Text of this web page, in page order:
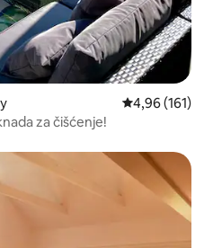
Prosječna
4,96 (161)
za čišćenje!
„Odabrali gosti”